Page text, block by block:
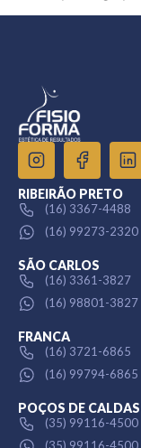
RIBEIRÃO PRETO
(16) 3367-4488
(16) 99273-2320
SÃO CARLOS
(16) 3361-3827
(16) 98801-3827
FRANCA
(16) 3721-6865
(16) 99794-6865
POÇOS DE CALDAS
(35) 99116-4500